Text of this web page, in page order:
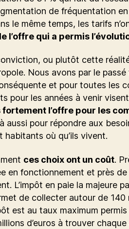
de fréquentation
le même temps, les tarifs
l’offre qui a permis
ou plutôt cette
Nous avons par le
et pour toutes les
pour les années à venir visent
l’offre pour les
aussi pour répondre aux
habitants où qu’ils vivent.
ces choix ont un coût.
en fonctionnement et près de
L’impôt en paie la majeure
de collecter autour de 140
est au taux maximum
d’euros à trouver